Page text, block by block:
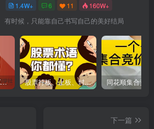
1.4W+ 6 11 160W+
有时候，只能靠自己书写自己的美好结局
超级简单！同花顺K线界面显示行业概念指标代码图解 股票打板、上板、封板、翘板、炸板是什么意思？炒股你必须懂的暗语！
下一篇